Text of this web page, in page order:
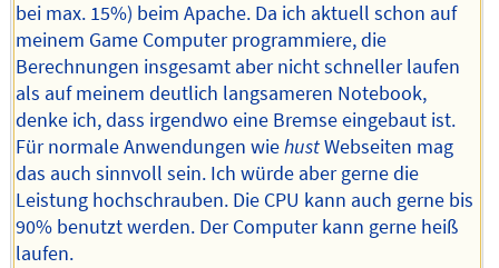
bei max. 15%) beim Apache. Da ich aktuell schon auf
meinem Game Computer programmiere, die
Berechnungen insgesamt aber nicht schneller laufen
als auf meinem deutlich langsameren Notebook,
denke ich, dass irgendwo eine Bremse eingebaut ist.
Für normale Anwendungen wiehustWebseiten mag
das auch sinnvoll sein. Ich würde aber gerne die
Leistung hochschrauben. Die CPU kann auch gerne bis
90% benutzt werden. Der Computer kann gerne heiß
laufen.